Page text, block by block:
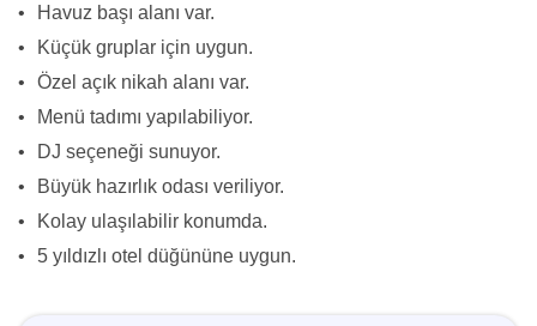
•
Havuz başı alanı var.
•
Küçük gruplar için uygun.
•
Özel açık nikah alanı var.
•
Menü tadımı yapılabiliyor.
•
DJ seçeneği sunuyor.
•
Büyük hazırlık odası veriliyor.
•
Kolay ulaşılabilir konumda.
•
5 yıldızlı otel düğününe uygun.